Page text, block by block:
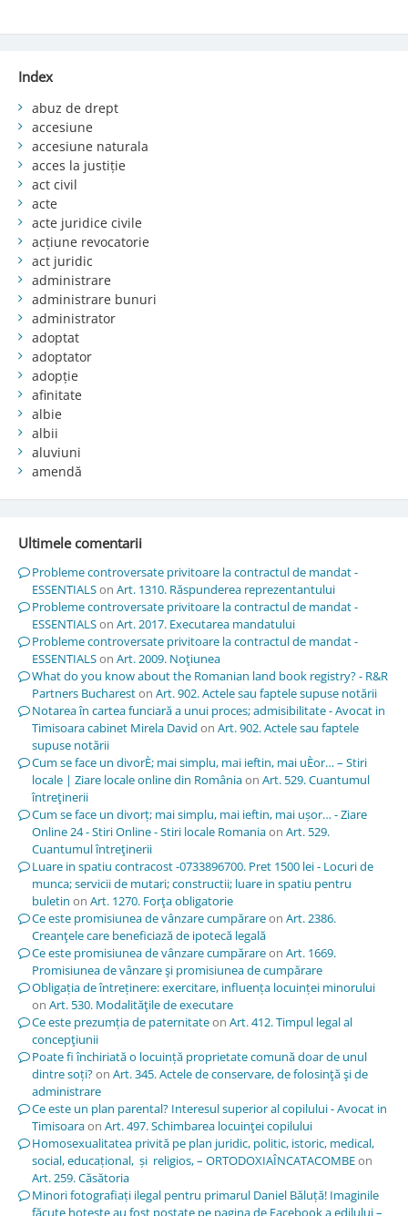
Index
abuz de drept
accesiune
accesiune naturala
acces la justiție
act civil
acte
acte juridice civile
acțiune revocatorie
act juridic
administrare
administrare bunuri
administrator
adoptat
adoptator
adopție
afinitate
albie
albii
aluviuni
amendă
Ultimele comentarii
Probleme controversate privitoare la contractul de mandat -
ESSENTIALSon Art. 1310. Răspunderea reprezentantului
Probleme controversate privitoare la contractul de mandat -
ESSENTIALSon Art. 2017. Executarea mandatului
Probleme controversate privitoare la contractul de mandat -
ESSENTIALSon Art. 2009. Noţiunea
What do you know about the Romanian land book registry? - R&R
Partners Buchareston Art. 902. Actele sau faptele supuse notării
Notarea în cartea funciară a unui proces; admisibilitate - Avocat in
Timisoara cabinet Mirela David on Art. 902. Actele sau faptele
supuse notării
Cum se face un divorÈ; mai simplu, mai ieftin, mai uÈor… – Stiri
locale | Ziare locale online din Româniaon Art. 529. Cuantumul
întreţinerii
Cum se face un divorț; mai simplu, mai ieftin, mai ușor… - Ziare
Online 24 - Stiri Online - Stiri locale Romaniaon Art. 529.
Cuantumul întreţinerii
Luare in spatiu contracost -0733896700. Pret 1500 lei - Locuri de
munca; servicii de mutari; constructii; luare in spatiu pentru
buletin on Art. 1270. Forţa obligatorie
Ce este promisiunea de vânzare cumpărareon Art. 2386.
Creanţele care beneficiază de ipotecă legală
Ce este promisiunea de vânzare cumpărareon Art. 1669.
Promisiunea de vânzare şi promisiunea de cumpărare
Obligația de întreținere: exercitare, influența locuinței minorului
on Art. 530. Modalităţile de executare
Ce este prezumția de paternitateon Art. 412. Timpul legal al
concepţiunii
Poate fi închiriată o locuință proprietate comună doar de unul
dintre soți?on Art. 345. Actele de conservare, de folosinţă şi de
administrare
Ce este un plan parental? Interesul superior al copilului - Avocat in
Timisoaraon Art. 497. Schimbarea locuinţei copilului
Homosexualitatea privită pe plan juridic, politic, istoric, medical,
social, educațional, și religios, – ORTODOXIAÎNCATACOMBEon
Art. 259. Căsătoria
Minori fotografiați ilegal pentru primarul Daniel Băluță! Imaginile
făcute hoțește au fost postate pe pagina de Facebook a edilului –